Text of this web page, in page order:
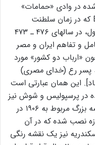
در وادى «حمامات»
منسوب به «اتى ى وهى» ـ Ethiavahi که در زمان سلطنت
داریوش اول ـ خشایارشا ـ و اردشیر اول، در سالهاى ۴۷۶ ـ ۴۷۳
و تفاهم ایران و مصر
«ارباب دو کشور» مورد
پسر رع (خداى مصرى)
این همان عبارتى است
در پرسپولیس و شوش نیز
آمده است. در طبقه اول موزه یک نقشه بزرگ مربوط به ۱۹۰۶ در
نصب شده که در آن
نیز یک نقشه رنگی